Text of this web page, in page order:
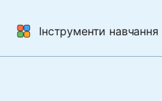
Інструменти навчання